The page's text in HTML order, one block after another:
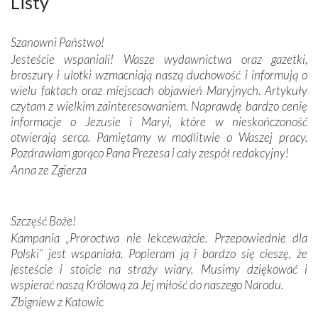
wspaniałe zdobienia, dbałość ich twórców o detale,
budowniczych.
Podążyliśmy też śladami fatimskich wizjonerów – Łucji
dos Santos oraz świętych Hiacynty i Franciszka Marto.
Modliliśmy się przy ich grobach. Odprawiliśmy Drogę
Krzyżową w ich rodzinnych stronach, odwiedziliśmy
domy, w których żyli.
W miejscu objawień Matki Bożej zapaliliśmy świece
Podczas tej kilkudniowej wyprawy na każdym kroku
spotykaliśmy się z serdeczną otwartością
Portugalczyków. Podziwialiśmy ich ludową sztukę i
zwyczaje. Mimo że nasze kraje są od siebie bardzo
oddalone, w żaden sposób nie czuliśmy się obco.
Sprawiła to oczywiście sama Matka Boża, ale też
kulturowa bliskość biorąca swój początek w naszej
Szanowni Państwo!
Jesteście wspaniali! Wasze wydawnictwa oraz gazetki,
broszury i ulotki wzmacniają naszą duchowość i informują o
wielu faktach oraz miejscach objawień Maryjnych. Artykuły
czytam z wielkim zainteresowaniem. Naprawdę bardzo cenię
informacje o Jezusie i Maryi, które w nieskończoność
otwierają serca. Pamiętamy w modlitwie o Waszej pracy.
Pozdrawiam gorąco Pana Prezesa i cały zespół redakcyjny!
Anna ze Zgierza
Szczęść Boże!
Kampania „Proroctwa nie lekceważcie. Przepowiednie dla
Polski” jest wspaniała. Popieram ją i bardzo się cieszę, że
jesteście i stoicie na straży wiary. Musimy dziękować i
wspierać naszą Królową za Jej miłość do naszego Narodu.
Zbigniew z Katowic